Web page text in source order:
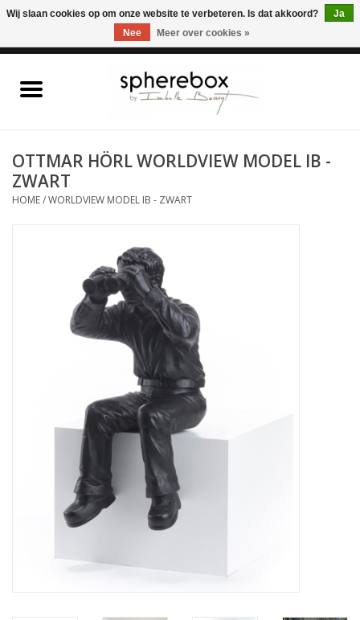
Home
WOONACCESSOIRES
MEUBELEN
CADEAUBON
OTTMAR HÖRL WORLDVIEW MODEL IB -
ZWART
HOME/WORLDVIEW MODEL IB - ZWART
Wij slaan cookies op om onze website te verbeteren. Is dat akkoord?
Ja
Nee
Meer over cookies »
ONLINE WINKEL VOOR WOONACCESSOIRES, MEUBELEN & KUNST – GRATIS